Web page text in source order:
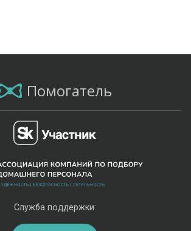
Помогатель
Служба поддержки: